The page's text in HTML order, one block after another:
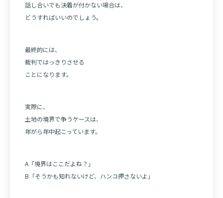
話し合いでも決着が付かない場合は、
どうすればいいのでしょう。
最終的には、
裁判ではっきりさせる
ことになります。
実際に、
土地の境界で争うケースは、
年がら年中起こっています。
A「境界はここだよね？」
B「そうかも知れないけど、ハンコ押さないよ」